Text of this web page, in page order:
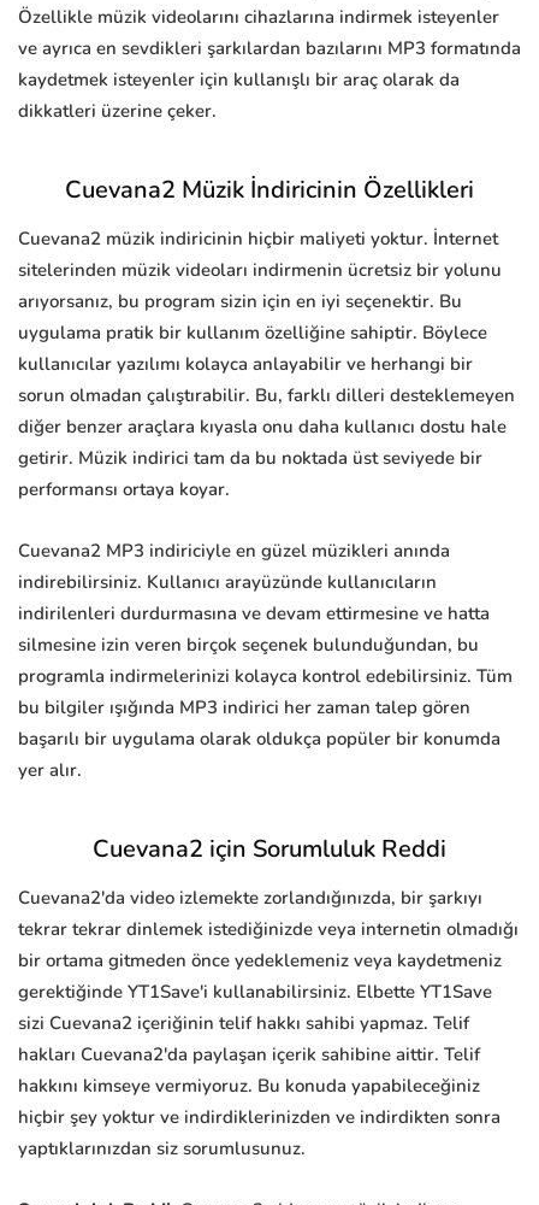
Özellikle müzik videolarını cihazlarına indirmek isteyenler
ve ayrıca en sevdikleri şarkılardan bazılarını MP3 formatında
kaydetmek isteyenler için kullanışlı bir araç olarak da
dikkatleri üzerine çeker.
Cuevana2 Müzik İndiricinin Özellikleri
Cuevana2 müzik indiricinin hiçbir maliyeti yoktur. İnternet
sitelerinden müzik videoları indirmenin ücretsiz bir yolunu
arıyorsanız, bu program sizin için en iyi seçenektir. Bu
uygulama pratik bir kullanım özelliğine sahiptir. Böylece
kullanıcılar yazılımı kolayca anlayabilir ve herhangi bir
sorun olmadan çalıştırabilir. Bu, farklı dilleri desteklemeyen
diğer benzer araçlara kıyasla onu daha kullanıcı dostu hale
getirir. Müzik indirici tam da bu noktada üst seviyede bir
performansı ortaya koyar.
Cuevana2 MP3 indiriciyle en güzel müzikleri anında
indirebilirsiniz. Kullanıcı arayüzünde kullanıcıların
indirilenleri durdurmasına ve devam ettirmesine ve hatta
silmesine izin veren birçok seçenek bulunduğundan, bu
programla indirmelerinizi kolayca kontrol edebilirsiniz. Tüm
bu bilgiler ışığında MP3 indirici her zaman talep gören
başarılı bir uygulama olarak oldukça popüler bir konumda
yer alır.
Cuevana2 için Sorumluluk Reddi
Cuevana2'da video izlemekte zorlandığınızda, bir şarkıyı
tekrar tekrar dinlemek istediğinizde veya internetin olmadığı
bir ortama gitmeden önce yedeklemeniz veya kaydetmeniz
gerektiğinde YT1Save'i kullanabilirsiniz. Elbette YT1Save
sizi Cuevana2 içeriğinin telif hakkı sahibi yapmaz. Telif
hakları Cuevana2'da paylaşan içerik sahibine aittir. Telif
hakkını kimseye vermiyoruz. Bu konuda yapabileceğiniz
hiçbir şey yoktur ve indirdiklerinizden ve indirdikten sonra
yaptıklarınızdan siz sorumlusunuz.